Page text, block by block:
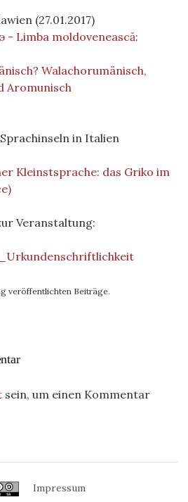
(27.01.2017)
- Limba moldovenească:
Walachorumänisch,
Aromunisch
in Italien
Kleinstsprache: das Griko im
Veranstaltung:
veröffentlichten Beiträge.
sein, um einen Kommentar
Impressum